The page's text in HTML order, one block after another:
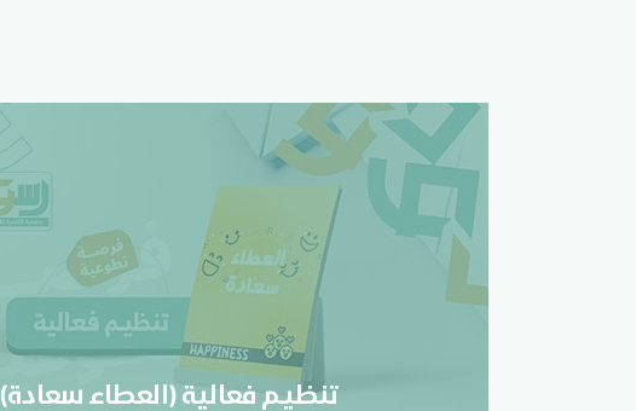
تنظيـم فعالية (العطاء سعادة)
تنظيـم فعالية (العطاء سعادة)
تسجيل